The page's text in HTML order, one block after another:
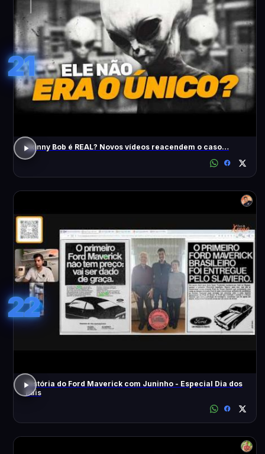
21
Skinny Bob é REAL? Novos vídeos reacendem o caso…
22
História do Ford Maverick com Juninho - Especial Dia dos
Pais